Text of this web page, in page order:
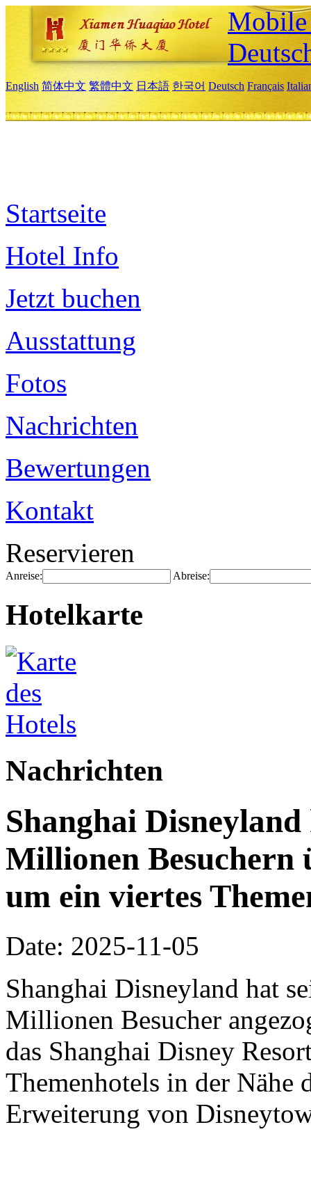
English 简体中文 繁體中文 日本語 한국어 Deutsch Français
Startseite
Hotel Info
Jetzt buchen
Ausstattung
Fotos
Nachrichten
Bewertungen
Kontakt
Reservieren
Anreise: Abreise:
Hotelkarte
Nachrichten
Shanghai
Millionen
um ein viertes
Date: 2025-11-05
Shanghai Disneyland hat
Millionen Besucher
das Shanghai Disney
Themenhotels in der Nähe
Erweiterung von